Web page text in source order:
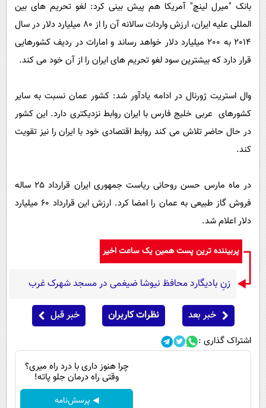
بانک "میرل لینچ" آمریکا هم پیش بینی کرد: لغو تحریم های بین
المللی علیه ایران، ارزش واردات سالانه آن را از 80 میلیارد دلار در سال
2014 به 200 میلیارد دلار خواهد رساند و امارات در ردیف کشورهایی
قرار دارد که بیشترین سود لغو تحریم های ایران را از آن خود می کند.
وال استریت ژورنال در ادامه یادآور شد: کشور عمان نسبت به سایر
کشورهای عربی خلیج فارس با ایران روابط نزدیکتری دارد. این کشور
در حال حاضر تلاش می کند روابط اقتصادی خود با ایران را نیز تقویت
کند.
در ماه مارس حسن روحانی ریاست جمهوری ایران قرارداد 25 ساله
فروش گاز طبیعی به عمان را امضا کرد. ارزش این قرارداد 60 میلیارد
دلار اعلام شد.
پربیننده ترین پست همین یک ساعت اخیر
زنِ بادیگارد محافظ نیوشا ضیغمی در مسجد شهرک غرب
خبر بعد نظرات کاربران خبر قبل
اشتراک گذاری :
چرا هنوز داری با درد راه میری؟
وقتی راه درمان جلو پاته!
◀ پرسش‌نامه